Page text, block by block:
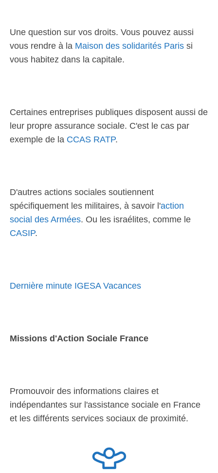
Une question sur vos droits. Vous pouvez aussi
vous rendre à la Maison des solidarités Paris si
vous habitez dans la capitale.
Certaines entreprises publiques disposent aussi de
leur propre assurance sociale. C'est le cas par
exemple de la CCAS RATP.
D'autres actions sociales soutiennent
spécifiquement les militaires, à savoir l'action
social des Armées. Ou les israélites, comme le
CASIP.
Dernière minute IGESA Vacances
Missions d'Action Sociale France
Promouvoir des informations claires et
indépendantes sur l'assistance sociale en France
et les différents services sociaux de proximité.